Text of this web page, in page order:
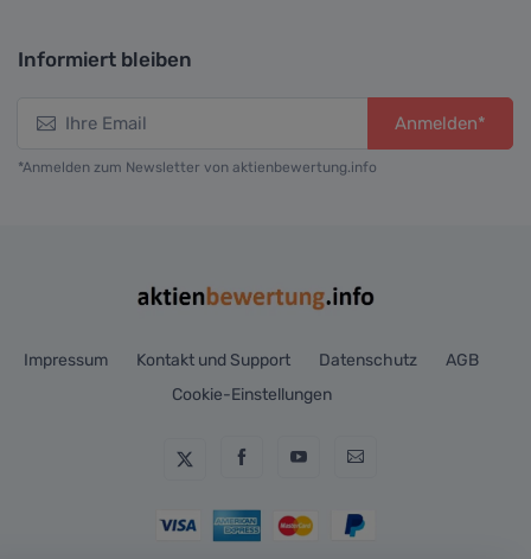
Informiert bleiben
Anmelden*
*Anmelden zum Newsletter von aktienbewertung.info
Impressum Kontakt und Support Datenschutz
AGB
Cookie-Einstellungen